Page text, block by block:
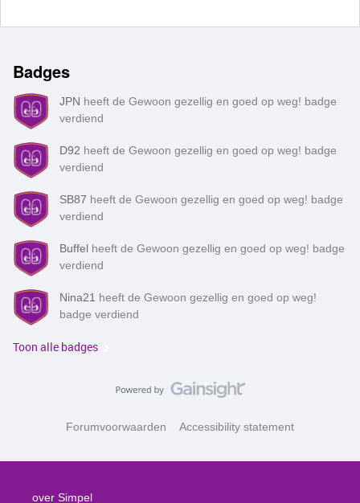
Badges
JPN heeft de Gewoon gezellig en goed op weg! badge
verdiend
D92 heeft de Gewoon gezellig en goed op weg! badge
verdiend
SB87 heeft de Gewoon gezellig en goed op weg! badge
verdiend
Buffel heeft de Gewoon gezellig en goed op weg! badge
verdiend
Nina21 heeft de Gewoon gezellig en goed op weg!
badge verdiend
Toon alle badges
Forumvoorwaarden Accessibility statement
over Simpel